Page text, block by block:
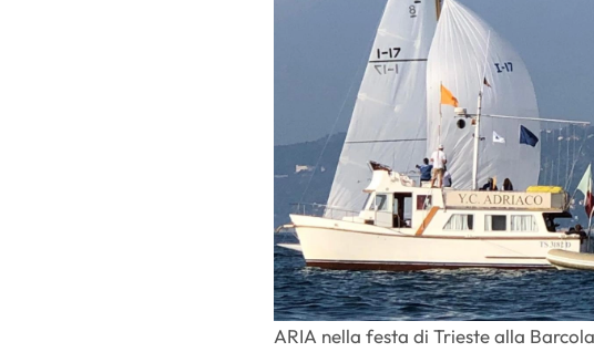
ARIA nella festa di Trieste alla